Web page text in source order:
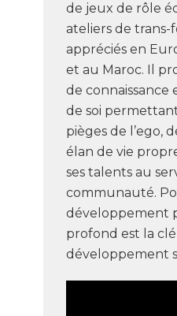
de jeux de rôle
ateliers de
appréciés en
et au Maroc. Il
de connaissance
de soi
pièges de l’ego,
élan de vie
ses talents au
communauté.
développement
profond est la
développement